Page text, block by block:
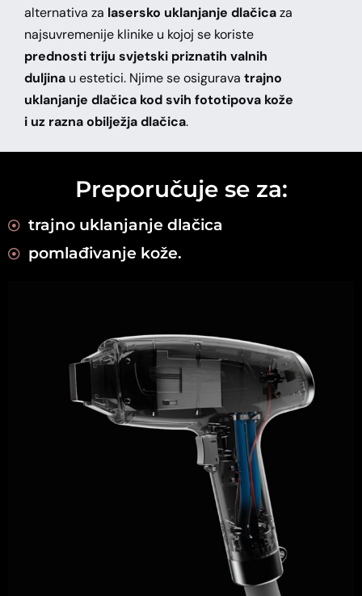
alternativa za lasersko uklanjanje dlačicaza
najsuvremenije klinike u kojoj se koriste
prednosti triju svjetski priznatih valnih
duljina u estetici. Njime se osigurava trajno
uklanjanje dlačica kod svih fototipova kože
i uz razna obilježja dlačica.
Preporučuje se za:
trajno uklanjanje dlačica
pomlađivanje kože.